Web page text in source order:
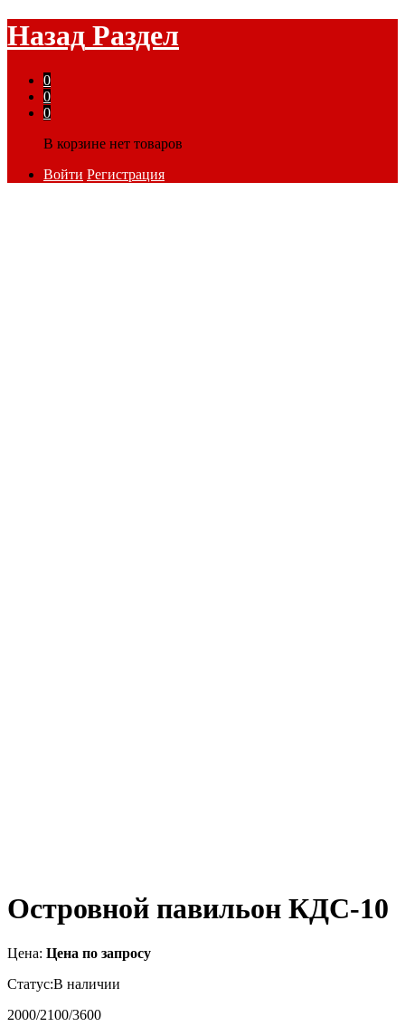
Назад Раздел
0
0
0
В корзине нет товаров
Войти Регистрация
Островной павильон КДС-10
Цена: Цена по запросу
Статус:В наличии
2000/2100/3600